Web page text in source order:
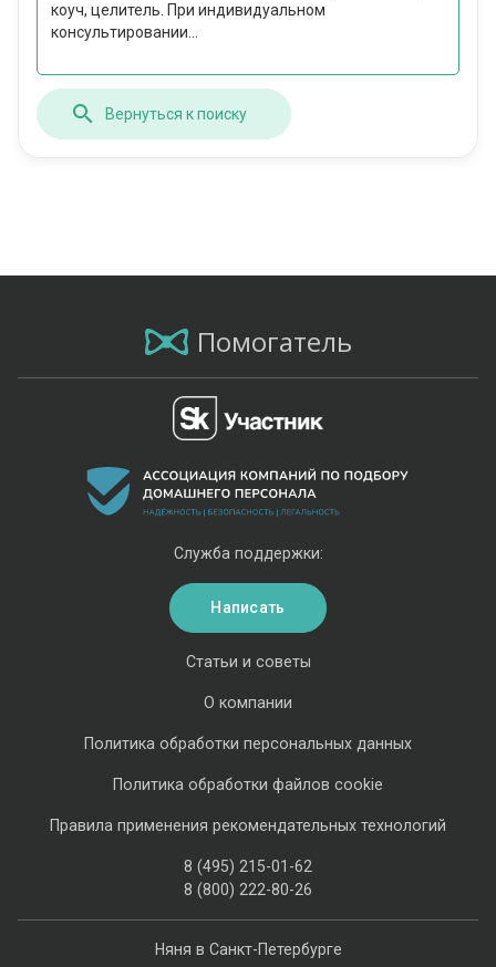
коуч, целитель. При индивидуальном
консультировании...
Вернуться к поиску
Помогатель
Няня в Санкт-Петербурге
Статьи и советы
О компании
Политика обработки персональных данных
Политика обработки файлов cookie
Правила применения рекомендательных технологий
8 (495) 215-01-62
8 (800) 222-80-26
Служба поддержки:
Написать